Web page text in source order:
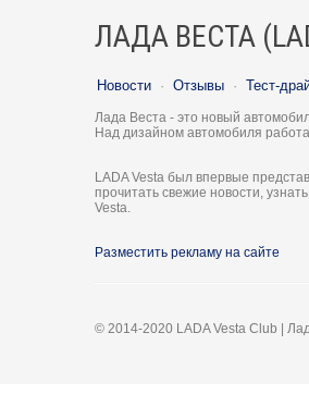
ЛАДА ВЕСТА
Новости · Отзывы · Тест-
Лада Веста - это новый
Над дизайном автомобиля
LADA Vesta был впервые
прочитать свежие новости,
Vesta.
Разместить рекламу на сайте
© 2014-2020 LADA Vesta Club |